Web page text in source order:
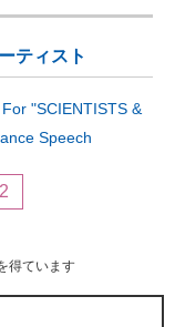
ティスト
"SCIENTISTS &
Speech
2
得ています